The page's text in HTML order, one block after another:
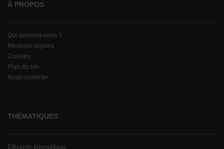
À PROPOS
Qui sommes-nous ?
Mentions légales
Cookies
Plan du site
Nous contacter
THÉMATIQUES
Efficacité énergétique